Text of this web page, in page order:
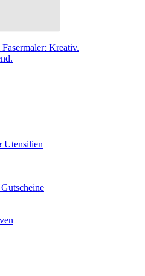
Kreativ.
Utensilien